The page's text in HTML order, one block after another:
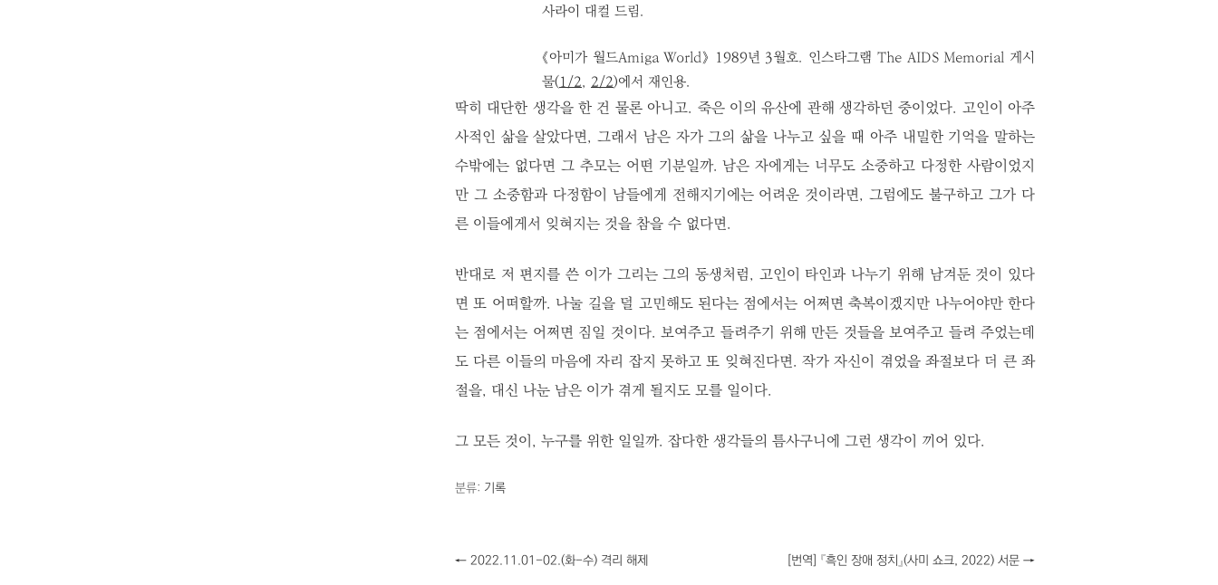
사라이 대컬 드림.
《아미가 월드Amiga World》 1989년 3월호. 인스타그램 The AIDS Memorial 게시
물(1/2, 2/2)에서 재인용.
딱히 대단한 생각을 한 건 물론 아니고. 죽은 이의 유산에 관해 생각하던 중이었다. 고인이 아주
사적인 삶을 살았다면, 그래서 남은 자가 그의 삶을 나누고 싶을 때 아주 내밀한 기억을 말하는
수밖에는 없다면 그 추모는 어떤 기분일까. 남은 자에게는 너무도 소중하고 다정한 사람이었지
만 그 소중함과 다정함이 남들에게 전해지기에는 어려운 것이라면, 그럼에도 불구하고 그가 다
른 이들에게서 잊혀지는 것을 참을 수 없다면.
반대로 저 편지를 쓴 이가 그리는 그의 동생처럼, 고인이 타인과 나누기 위해 남겨둔 것이 있다
면 또 어떠할까. 나눌 길을 덜 고민해도 된다는 점에서는 어쩌면 축복이겠지만 나누어야만 한다
는 점에서는 어쩌면 짐일 것이다. 보여주고 들려주기 위해 만든 것들을 보여주고 들려 주었는데
도 다른 이들의 마음에 자리 잡지 못하고 또 잊혀진다면. 작가 자신이 겪었을 좌절보다 더 큰 좌
절을, 대신 나눈 남은 이가 겪게 될지도 모를 일이다.
그 모든 것이, 누구를 위한 일일까. 잡다한 생각들의 틈사구니에 그런 생각이 끼어 있다.
분류: 기록
←2022.11.01-02.(화-수) 격리 해제 [번역] 『흑인 장애 정치』(사미 쇼크, 2022) 서문→